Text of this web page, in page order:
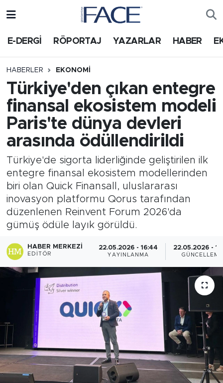
E-DERGİ RÖPORTAJ YAZARLAR HABER
HABERLER EKONOMI
Türkiye'den çıkan entegre
finansal ekosistem modeli
Paris'te dünya devleri
arasında ödüllendirildi
Türkiye'de sigorta liderliğinde geliştirilen ilk
entegre finansal ekosistem modellerinden
biri olan Quick Finansall, uluslararası
inovasyon platformu Qorus tarafından
düzenlenen Reinvent Forum 2026'da
gümüş ödüle layık görüldü.
HABER MERKEZI
EDITÖR
22.05.2026 - 16:44
YAYINLANMA
22.05.2026 -
GÜNCELLEME
HABER
Nöbetçi Eczaneler
Trafik Durumu
Süper Lig Puan Durumu ve Fikstür
Tüm Manşetler
Son Dakika Haberleri
Haber Arşivi